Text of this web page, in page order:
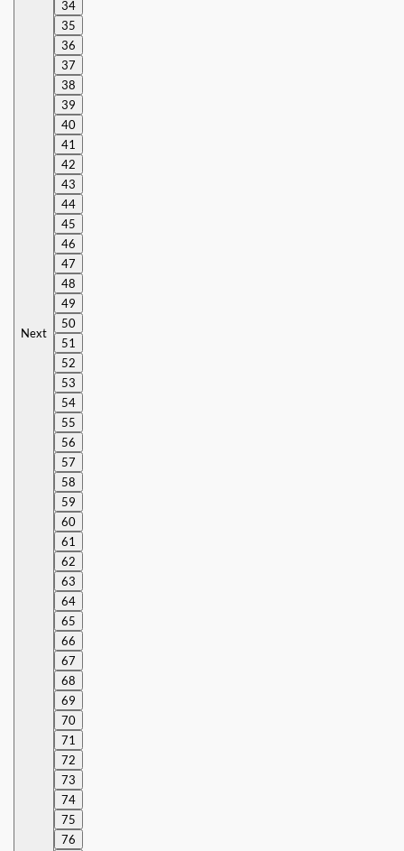
Next
34
35
36
37
38
39
40
41
42
43
44
45
46
47
48
49
50
51
52
53
54
55
56
57
58
59
60
61
62
63
64
65
66
67
68
69
70
71
72
73
74
75
76